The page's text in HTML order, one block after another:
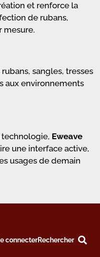
et renforce la
de rubans,
mesure.
sangles, tresses
aux environnements
Eweave
une interface active,
usages de demain
connecterRechercher